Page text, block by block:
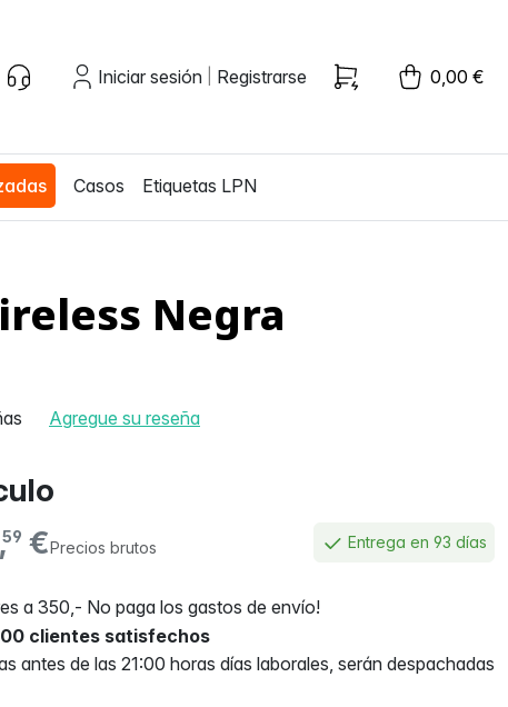
Iniciar sesión Registrarse 0,00 €
Casos Etiquetas LPN
Negra
Agregue su reseña
59 €Precios brutos Entrega en 93 días
a 350,- No paga los gastos de envío!
clientes satisfechos
antes de las 21:00 horas días laborales, serán despachadas